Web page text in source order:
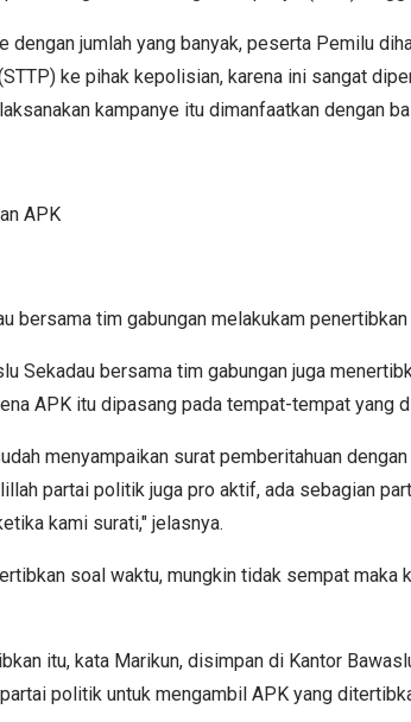
dengan jumlah yang banyak, peserta Pemilu
ke pihak kepolisian, karena ini sangat
kampanye itu dimanfaatkan dengan
APK
bersama tim gabungan melakukam penertibkan
Sekadau bersama tim gabungan juga
APK itu dipasang pada tempat-tempat yang
menyampaikan surat pemberitahuan
partai politik juga pro aktif, ada sebagian
kami surati," jelasnya.
soal waktu, mungkin tidak sempat maka
itu, kata Marikun, disimpan di Kantor
politik untuk mengambil APK yang